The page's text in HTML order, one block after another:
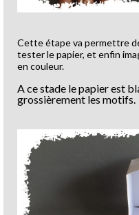
Cette étape va permettre
tester le papier, et enfin
en couleur.
A ce stade le papier est
grossièrement les motifs.